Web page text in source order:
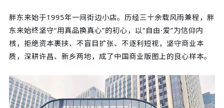
胖东来始于1995年一间街边小店。历经三十余载风雨兼程，胖
东来始终坚守“用真品换真心”的初心，以“自由·爱”为信仰内
核，拒绝资本裹挟、不盲目扩张、不逐利短视，坚守商业本
质，深耕许昌、新乡两地，成了中国商业版图上的良心样本。